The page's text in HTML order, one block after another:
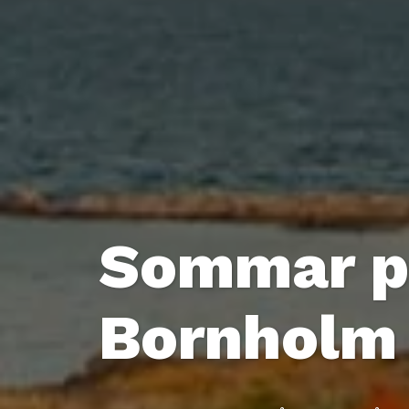
Sommar
Bornholm